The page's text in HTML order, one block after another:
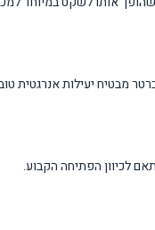
לכיוון הפתיחה הקבוע.